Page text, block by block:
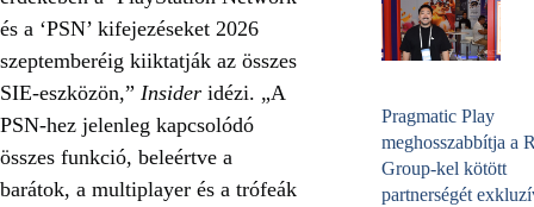
és a ‘PSN’ kifejezéseket 2026
szeptemberéig kiiktatják az összes
SIE-eszközön,” Insider idézi. „A
PSN-hez jelenleg kapcsolódó
összes funkció, beleértve a
barátok, a multiplayer és a trófeák
Pragmatic Play
meghosszabbítja a
Group-kel kötött
partnerségét